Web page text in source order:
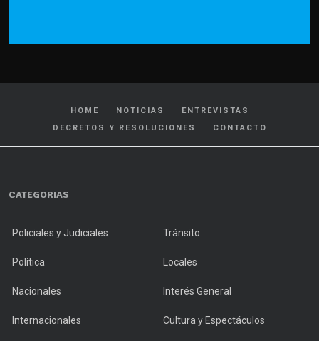
HOME NOTICIAS
ENTREVISTAS
DECRETOS Y RESOLUCIONES
CONTACTO
CATEGORIAS
Policiales y Judiciales Tránsito
Política Locales
Nacionales Interés General
Internacionales Cultura y Espectáculos